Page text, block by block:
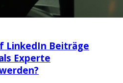
LinkedIn Beiträge
Experte